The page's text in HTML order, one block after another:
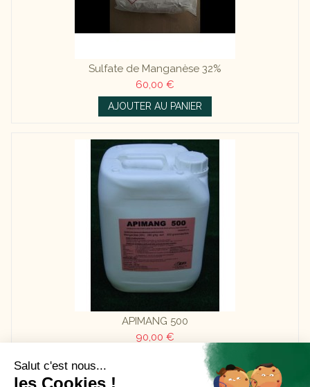
Sulfate de Manganèse 32%
60,00 €
AJOUTER AU PANIER
APIMANG 500
90,00 €
Salut c'est nous...
les Cookies !